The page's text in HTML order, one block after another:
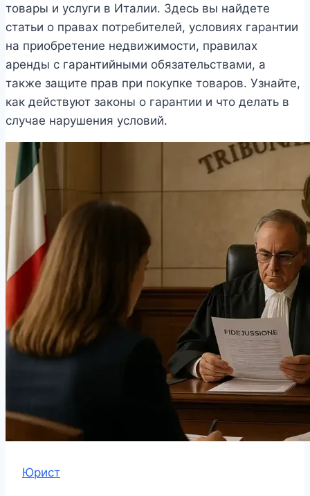
товары и услуги в Италии. Здесь вы найдете
статьи о правах потребителей, условиях гарантии
на приобретение недвижимости, правилах
аренды с гарантийными обязательствами, а
также защите прав при покупке товаров. Узнайте,
как действуют законы о гарантии и что делать в
случае нарушения условий.
Юрист